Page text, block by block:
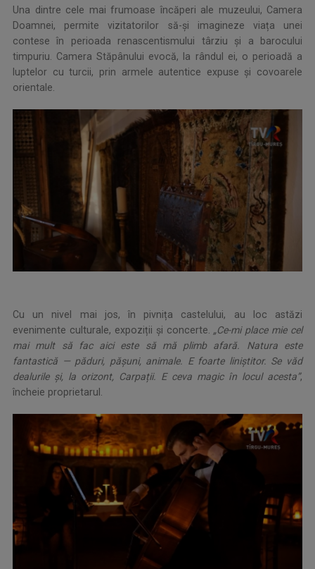
Una dintre cele mai frumoase încăperi ale muzeului, Camera
Doamnei, permite vizitatorilor să-și imagineze viața unei
contese în perioada renascentismului târziu și a barocului
timpuriu. Camera Stăpânului evocă, la rândul ei, o perioadă a
luptelor cu turcii, prin armele autentice expuse și covoarele
orientale.
Cu un nivel mai jos, în pivnița castelului, au loc astăzi
evenimente culturale, expoziții și concerte. „Ce-mi place mie cel
mai mult să fac aici este să mă plimb afară. Natura este
fantastică — păduri, pășuni, animale. E foarte liniștitor. Se văd
dealurile și, la orizont, Carpații. E ceva magic în locul acesta”,
încheie proprietarul.